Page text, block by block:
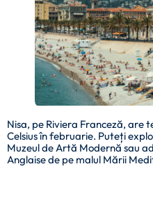
Nisa, pe Riviera Franceză, are
Celsius în februarie. Puteți
Muzeul de Artă Modernă sau
Anglaise de pe malul Mării